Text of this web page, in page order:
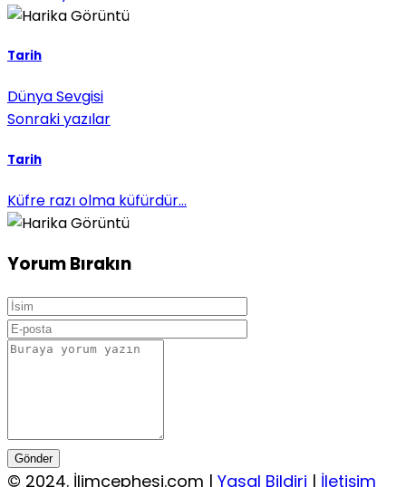
Tarih
Dünya Sevgisi
Sonraki yazılar
Tarih
Küfre razı olma küfürdür...
Yorum Bırakın
Gönder
© 2024. İlimcephesi.com | Yasal Bildiri | İletişim